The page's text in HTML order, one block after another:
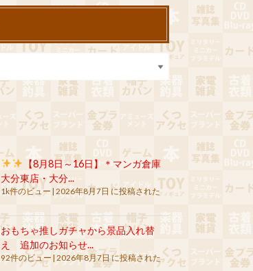
【8月8日～16日】＊マンガ倉庫
大分東店・大分...
1k件のビュー | 2026年8月7日 に投稿された
おもちゃ推しガチャから景品入れ替
え 追加のお知らせ...
92件のビュー |2026年8月7日 に投稿された